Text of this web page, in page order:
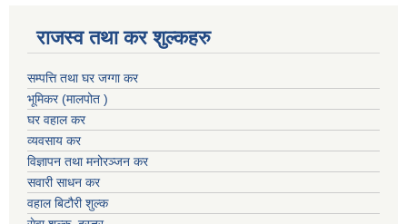
राजस्व तथा कर शुल्कहरु
सम्पत्ति तथा घर जग्गा कर
भूमिकर (मालपोत )
घर वहाल कर
व्यवसाय कर
विज्ञापन तथा मनोरञ्जन कर
सवारी साधन कर
वहाल बिटौरी शुल्क